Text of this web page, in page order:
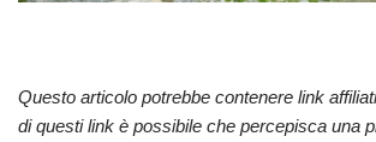
Questo articolo potrebbe contenere link
di questi link è possibile che percepisca una